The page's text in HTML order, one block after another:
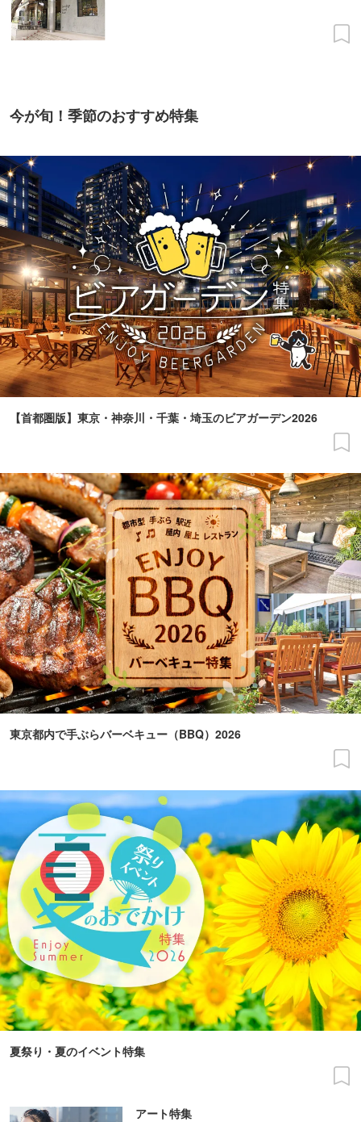
今が旬！季節のおすすめ特集
【首都圏版】東京・神奈川・千葉・埼玉のビアガーデン2026
東京都内で手ぶらバーベキュー（BBQ）2026
夏祭り・夏のイベント特集
アート特集